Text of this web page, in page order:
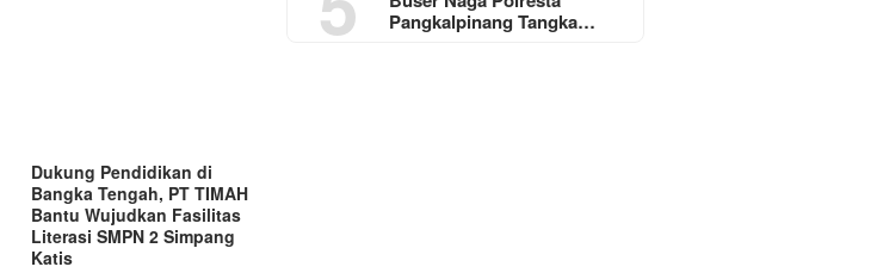
Dukung Pendidikan di
Bangka Tengah, PT TIMAH
Bantu Wujudkan Fasilitas
Literasi SMPN 2 Simpang
Katis
Pangkalpinang Tangka…